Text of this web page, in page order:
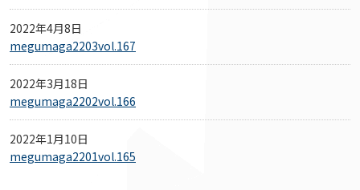
2022年4月8日
megumaga2203vol.167
2022年3月18日
megumaga2202vol.166
2022年1月10日
megumaga2201vol.165